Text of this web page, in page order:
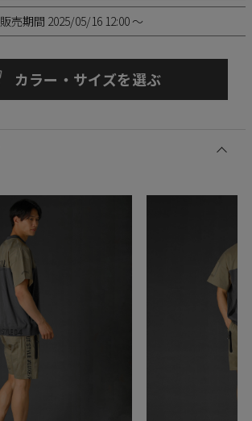
販売期間 2025/05/16 12:00 〜
カラー・サイズを選ぶ